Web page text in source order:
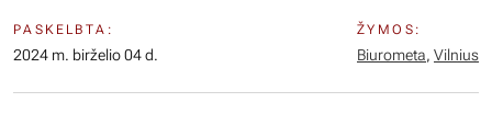
PASKELBTA:
2024 m. birželio 04 d.
ŽYMOS:
Biurometa, Vilnius